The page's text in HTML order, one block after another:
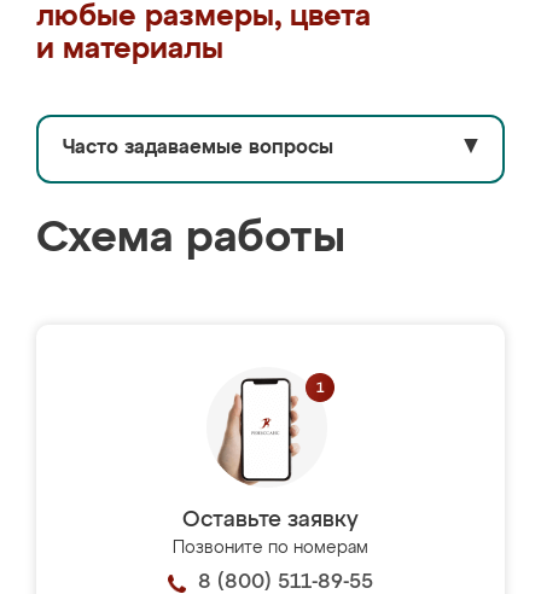
любые размеры, цвета
и материалы
Часто задаваемые вопросы ▼
Схема работы
Оставьте заявку
Позвоните по номерам
8 (800) 511-89-55